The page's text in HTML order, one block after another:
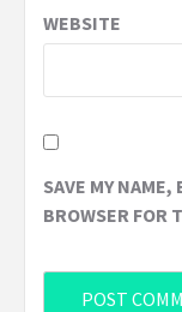
WEBSITE
SAVE MY
BROWSER FOR